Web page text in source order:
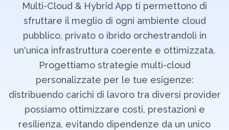
Multi-Cloud & Hybrid App ti permettono di
sfruttare il meglio di ogni ambiente cloud
pubblico, privato o ibrido orchestrandoli in
un'unica infrastruttura coerente e ottimizzata.
Progettiamo strategie multi-cloud
personalizzate per le tue esigenze:
distribuendo carichi di lavoro tra diversi provider
possiamo ottimizzare costi, prestazioni e
resilienza, evitando dipendenze da un unico